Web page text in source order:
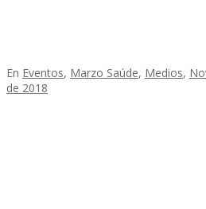
En Eventos, Marzo Saúde, Medios,
de 2018